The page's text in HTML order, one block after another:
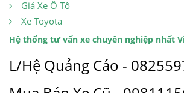
Giá Xe Ô Tô
Xe Toyota
Hệ thống tư vấn xe chuyên nghiệp nhất
L/Hệ Quảng Cáo -